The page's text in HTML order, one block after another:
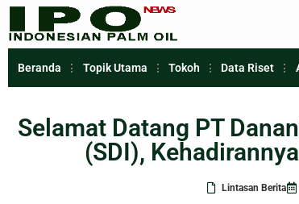
Beranda Topik Utama Tokoh Data Riset
Selamat Datang PT
(SDI),
Lintasan Berita